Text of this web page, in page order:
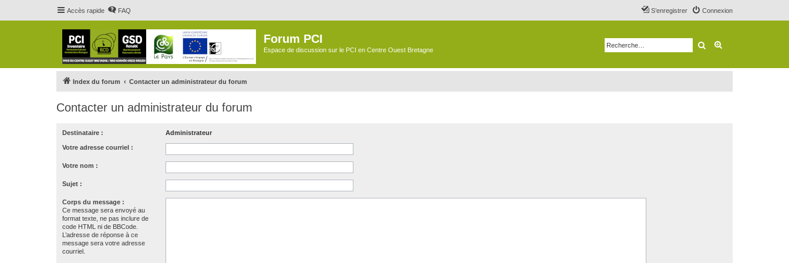
Accès rapide FAQ Connexion
S’enregistrer
Forum PCI
Espace de discussion sur le PCI en Centre Ouest Bretagne Rechercher
Index du forum Contacter un administrateur du forum
Contacter un administrateur du forum
Destinataire : Administrateur
Votre adresse courriel :
Votre nom :
Sujet :
Corps du message :
Ce message sera envoyé au
format texte, ne pas inclure de
code HTML ni de BBCode.
L’adresse de réponse à ce
message sera votre adresse
courriel.